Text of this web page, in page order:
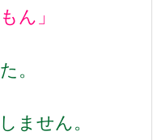
もん」
。
ません。